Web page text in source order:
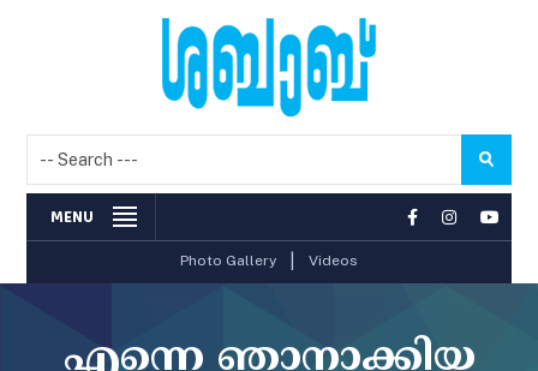
MENU
Photo Gallery Videos
എന്നെ ഞാനാക്കിയ